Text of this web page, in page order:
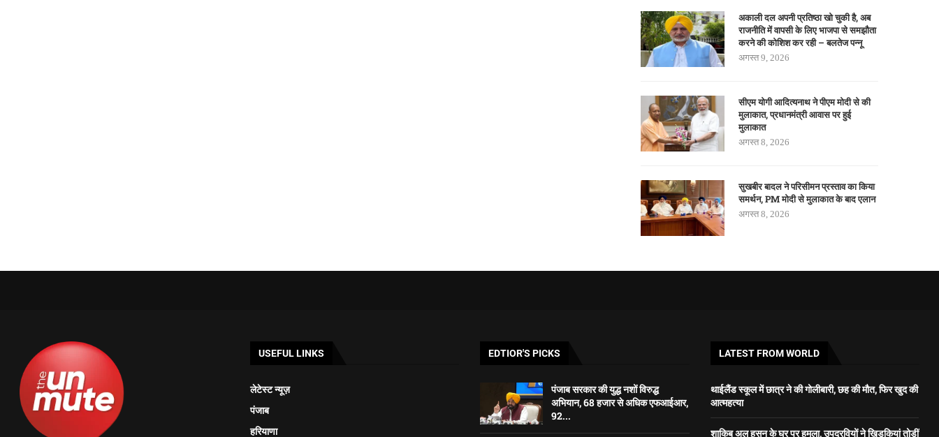
अकाली दल अपनी प्रतिष्ठा खो चुकी है, अब
राजनीति में वापसी के लिए भाजपा से समझौता
करने की कोशिश कर रही – बलतेज पन्नू
अगस्त 9, 2026
सीएम योगी आदित्यनाथ ने पीएम मोदी से की
मुलाकात, प्रधानमंत्री आवास पर हुई
मुलाकात
अगस्त 8, 2026
सुखबीर बादल ने परिसीमन प्रस्ताव का किया
समर्थन, PM मोदी से मुलाकात के बाद एलान
अगस्त 8, 2026
USEFUL LINKS
लेटेस्ट न्यूज़
पंजाब
हरियाणा
EDTIOR'S PICKS
पंजाब सरकार की युद्ध नशों विरुद्ध
अभियान, 68 हजार से अधिक एफआईआर,
92...
LATEST FROM WORLD
थाईलैंड स्कूल में छात्र ने की गोलीबारी, छह की मौत, फिर खुद की
आत्महत्या
शाकिब अल हसन के घर पर हमला, उपद्रवियों ने खिड़कियां तोड़ीं